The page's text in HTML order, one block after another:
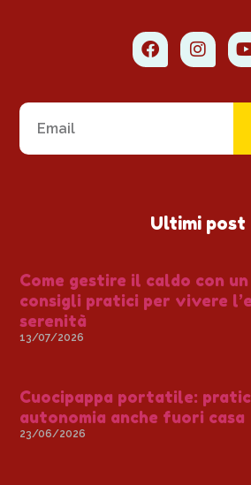
Ultimi post
Come gestire il caldo con
consigli pratici per vivere
serenità
13/07/2026
Cuocipappa portatile:
autonomia anche fuori casa
23/06/2026